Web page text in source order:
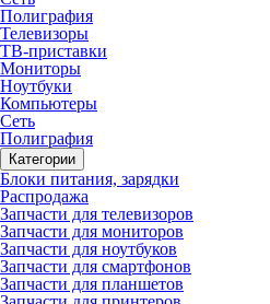
Полиграфия
Телевизоры
ТВ-приставки
Мониторы
Ноутбуки
Компьютеры
Сеть
Полиграфия
Категории
Блоки питания, зарядки
Распродажа
Запчасти для телевизоров
Запчасти для мониторов
Запчасти для ноутбуков
Запчасти для смартфонов
Запчасти для планшетов